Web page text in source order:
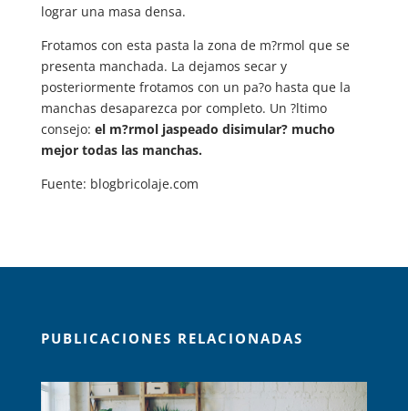
lograr una masa densa.
Frotamos con esta pasta la zona de m?rmol que se
presenta manchada. La dejamos secar y
posteriormente frotamos con un pa?o hasta que la
manchas desaparezca por completo. Un ?ltimo
consejo: el m?rmol jaspeado disimular? mucho
mejor todas las manchas.
Fuente: blogbricolaje.com
PUBLICACIONES RELACIONADAS